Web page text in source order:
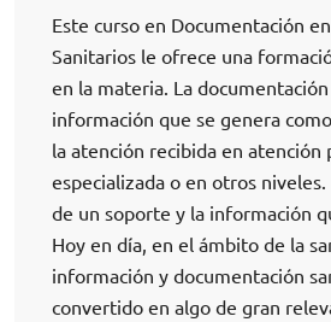
Este curso en Documentación
Sanitarios le ofrece una
en la materia. La
información que se genera
la atención recibida en atención
especializada o en otros niveles.
de un soporte y la información
Hoy en día, en el ámbito de la
información y documentación
convertido en algo de gran